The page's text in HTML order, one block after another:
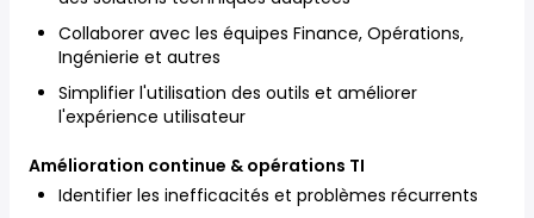
Collaborer avec les équipes Finance, Opérations,
Ingénierie et autres
Simplifier l'utilisation des outils et améliorer
l'expérience utilisateur
Amélioration continue & opérations TI
Identifier les inefficacités et problèmes récurrents